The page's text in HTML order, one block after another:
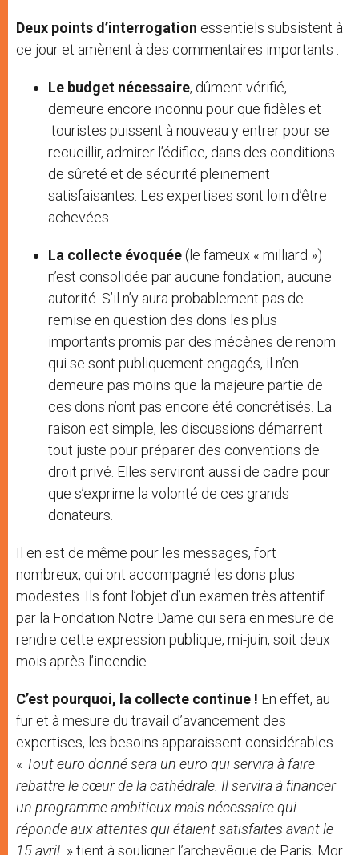
Deux points d’interrogation essentiels subsistent à
ce jour et amènent à des commentaires importants :
Le budget nécessaire, dûment vérifié,
demeure encore inconnu pour que fidèles et
touristes puissent à nouveau y entrer pour se
recueillir, admirer l’édifice, dans des conditions
de sûreté et de sécurité pleinement
satisfaisantes. Les expertises sont loin d’être
achevées.
La collecte évoquée (le fameux « milliard »)
n’est consolidée par aucune fondation, aucune
autorité. S’il n’y aura probablement pas de
remise en question des dons les plus
importants promis par des mécènes de renom
qui se sont publiquement engagés, il n’en
demeure pas moins que la majeure partie de
ces dons n’ont pas encore été concrétisés. La
raison est simple, les discussions démarrent
tout juste pour préparer des conventions de
droit privé. Elles serviront aussi de cadre pour
que s’exprime la volonté de ces grands
donateurs.
Il en est de même pour les messages, fort
nombreux, qui ont accompagné les dons plus
modestes. Ils font l’objet d’un examen très attentif
par la Fondation Notre Dame qui sera en mesure de
rendre cette expression publique, mi-juin, soit deux
mois après l’incendie.
C’est pourquoi, la collecte continue ! En effet, au
fur et à mesure du travail d’avancement des
expertises, les besoins apparaissent considérables.
« Tout euro donné sera un euro qui servira à faire
rebattre le cœur de la cathédrale. Il servira à financer
un programme ambitieux mais nécessaire qui
réponde aux attentes qui étaient satisfaites avant le
15 avril » tient à souligner l’archevêque de Paris, Mgr